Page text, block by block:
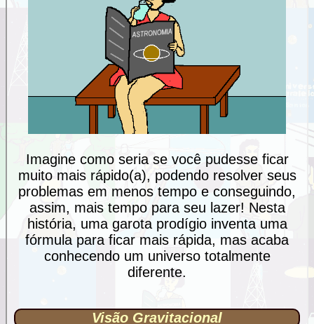
Imagine como seria se você pudesse ficar
muito mais rápido(a), podendo resolver seus
problemas em menos tempo e conseguindo,
assim, mais tempo para seu lazer! Nesta
história, uma garota prodígio inventa uma
fórmula para ficar mais rápida, mas acaba
conhecendo um universo totalmente
diferente.
Visão Gravitacional